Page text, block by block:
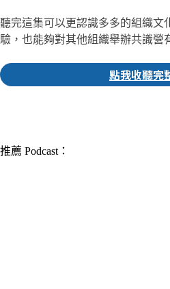
聽完這集可以更認識多多的組織文
驗，也能夠對其他組織舉辦共識營
點我收聽完
推薦 Podcast：